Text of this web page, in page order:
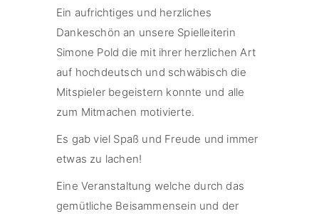
Ein aufrichtiges und herzliches
Dankeschön an unsere Spielleiterin
Simone Pold die mit ihrer herzlichen Art
auf hochdeutsch und schwäbisch die
Mitspieler begeistern konnte und alle
zum Mitmachen motivierte.
Es gab viel Spaß und Freude und immer
etwas zu lachen!
Eine Veranstaltung welche durch das
gemütliche Beisammensein und der